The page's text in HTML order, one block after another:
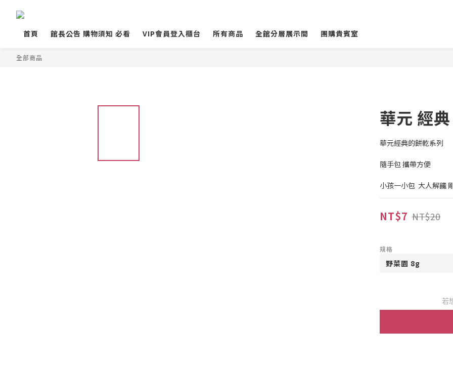
首頁 館長公告 購物須知 必看 VIP會員登入櫃台 所有商品 全館分層展示間 團購貴賓室
全部商品
華元 經
華元經典的餅乾系列
隨手包 攜帶方便
小孩一小包  大人解饞
NT$7 NT$20
規格
若